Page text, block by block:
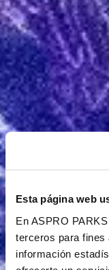
Esta página web
En ASPRO
terceros para fines
información